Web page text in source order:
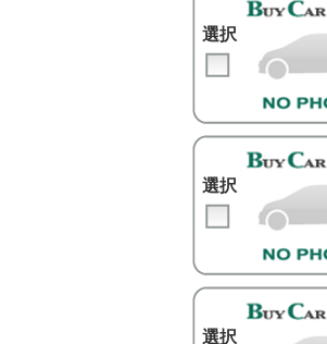
選択
選択
選択